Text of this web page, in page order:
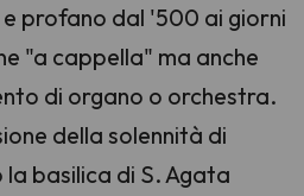
profano dal '500 ai giorni
"a cappella" ma anche
di organo o orchestra.
della solennità di
basilica di S. Agata